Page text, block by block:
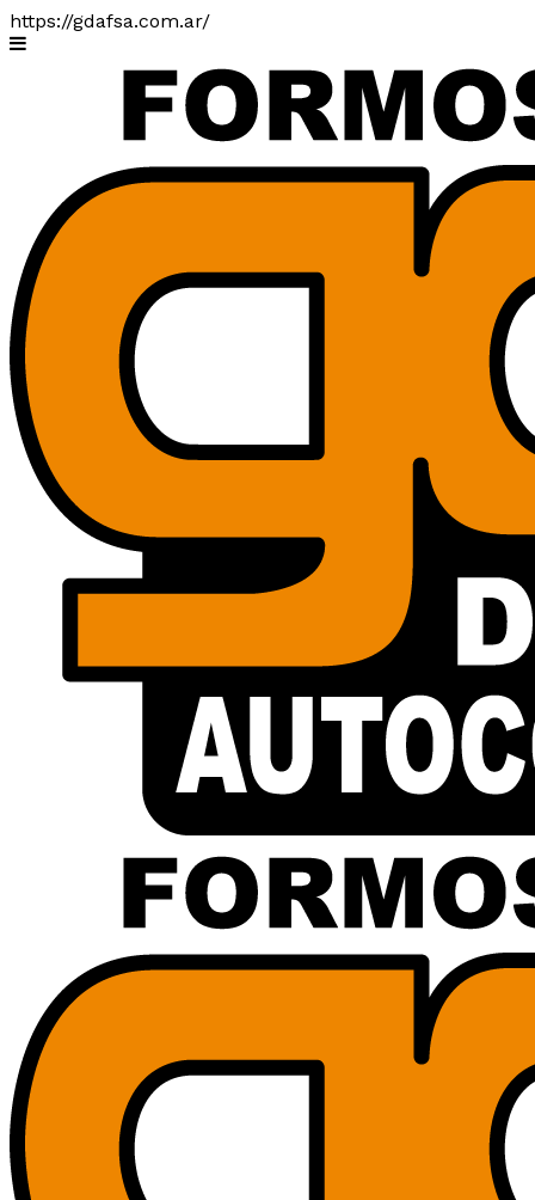
https://gdafsa.com.ar/